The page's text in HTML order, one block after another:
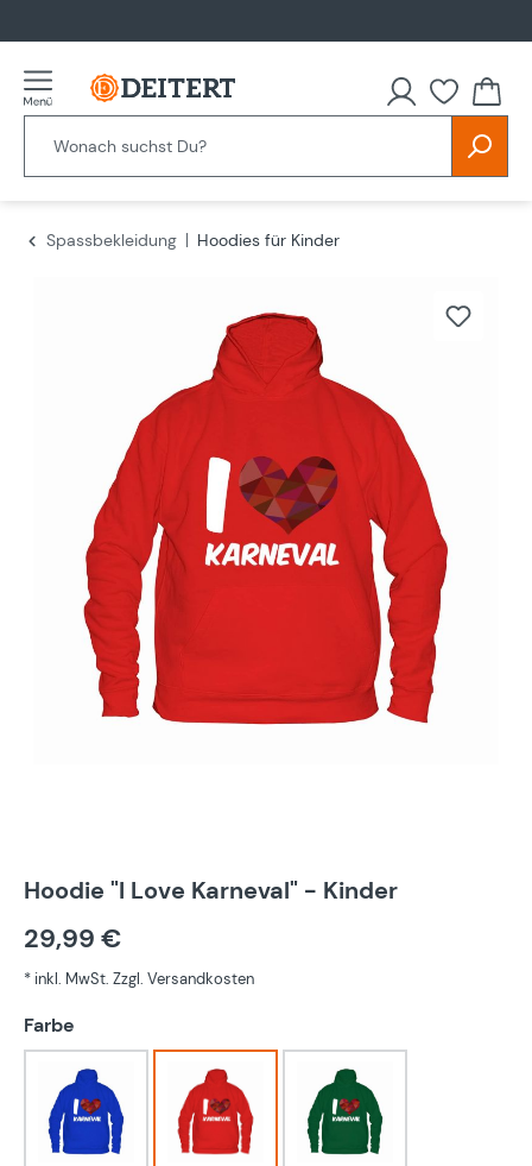
Spassbekleidung
Hoodies für Kinder
Hoodie "I Love Karneval" - Kinder
29,99 €
* inkl. MwSt. Zzgl. Versandkosten
Farbe
Blau rot Grün